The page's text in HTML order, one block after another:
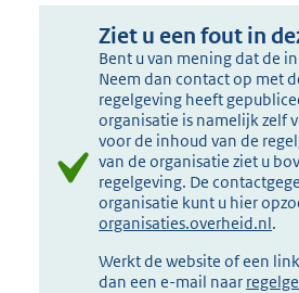
Ziet u een fout in
Bent u van mening dat de
Neem dan contact op met
regelgeving heeft
organisatie is namelijk zelf
voor de inhoud van de
van de organisatie ziet u
regelgeving. De
organisatie kunt u hier
organisaties.overheid.nl.
Werkt de website of een
dan een e-mail naar